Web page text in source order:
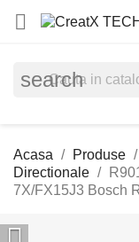

search
Acasa Produse
Directionale
7X/FX15J3 Bosch